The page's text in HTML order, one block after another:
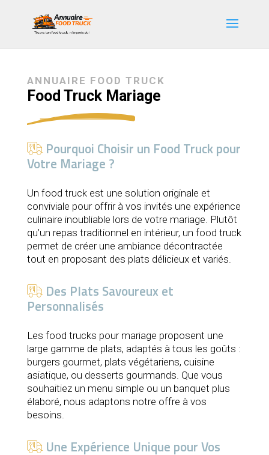
ANNUAIRE FOOD TRUCK
Food Truck Mariage
Pourquoi Choisir un Food Truck pour
Votre Mariage ?
Un food truck est une solution originale et
conviviale pour offrir à vos invités une expérience
culinaire inoubliable lors de votre mariage. Plutôt
qu’un repas traditionnel en intérieur, un food truck
permet de créer une ambiance décontractée
tout en proposant des plats délicieux et variés.
Des Plats Savoureux et
Personnalisés
Les food trucks pour mariage proposent une
large gamme de plats, adaptés à tous les goûts :
burgers gourmet, plats végétariens, cuisine
asiatique, ou desserts gourmands. Que vous
souhaitiez un menu simple ou un banquet plus
élaboré, nous adaptons notre offre à vos
besoins.
Une Expérience Unique pour Vos